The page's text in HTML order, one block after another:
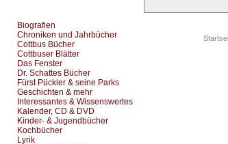
Biografien
Chroniken und Jahrbücher
Cottbus Bücher
Cottbuser Blätter
Das Fenster
Dr. Schattes Bücher
Fürst Pückler & seine Parks
Geschichten & mehr
Interessantes & Wissenswertes
Kalender, CD & DVD
Kinder- & Jugendbücher
Kochbücher
Lyrik